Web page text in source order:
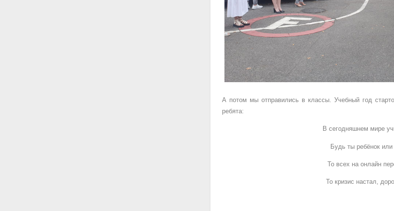
А потом мы отправились в классы. Учебный год
ребята:
В сегодняшнем мире
Будь ты ребёнок
То всех на онлайн
То кризис настал,